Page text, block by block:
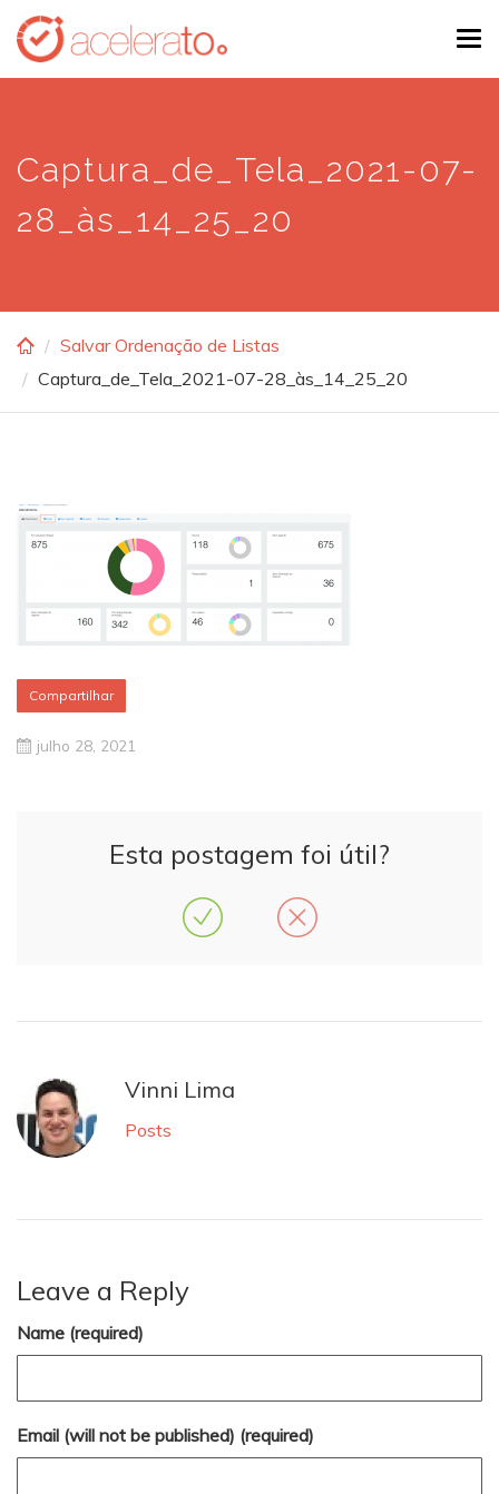
Skip
main
Captura_de_Tela_2021-07-
28_às_14_25_20
Salvar Ordenação de Listas
Captura_de_Tela_2021-07-28_às_14_25_20
Compartilhar
julho 28, 2021
Esta postagem foi útil?
Vinni Lima
Posts
Leave a Reply
Name (required)
Email (will not be published) (required)